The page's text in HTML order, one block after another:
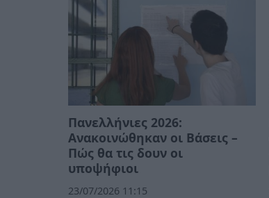
Πανελλήνιες 2026:
Ανακοινώθηκαν οι Βάσεις –
Πώς θα τις δουν οι
υποψήφιοι
23/07/2026 11:15